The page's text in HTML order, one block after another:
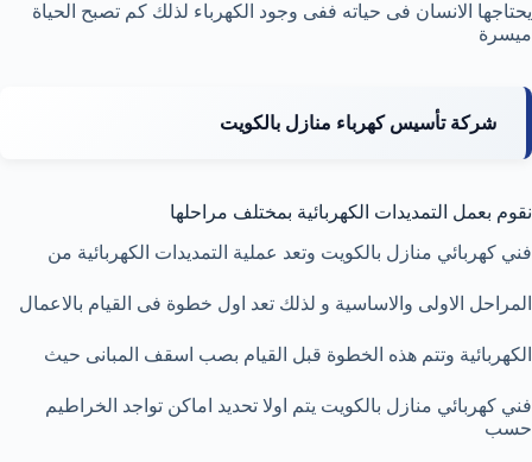
يحتاجها الانسان فى حياته ففى وجود الكهرباء لذلك كم تصبح الحياة
ميسرة
شركة تأسيس كهرباء منازل بالكويت
نقوم بعمل التمديدات الكهربائية بمختلف مراحلها
فني كهربائي منازل بالكويت وتعد عملية التمديدات الكهربائية من
المراحل الاولى والاساسية و لذلك تعد اول خطوة فى القيام بالاعمال
الكهربائية وتتم هذه الخطوة قبل القيام بصب اسقف المبانى حيث
فني كهربائي منازل بالكويت يتم اولا تحديد اماكن تواجد الخراطيم
حسب